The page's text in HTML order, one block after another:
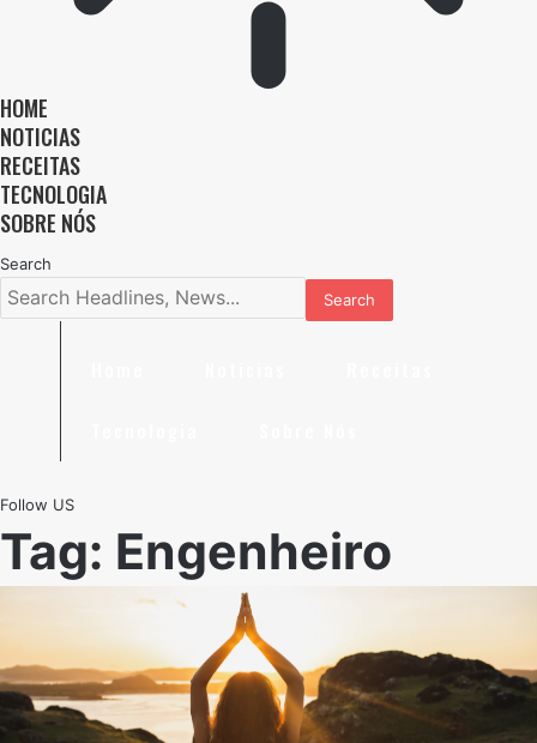
HOME
NOTICIAS
RECEITAS
TECNOLOGIA
SOBRE NÓS
Search
Follow US
Tag: Engenheiro